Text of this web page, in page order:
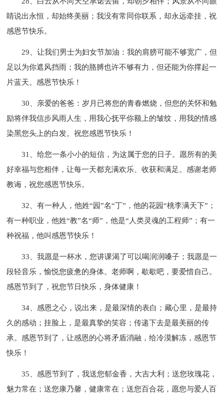
睛说出永恒，却始终美丽；我没有常同你联系，却永远牵挂，祝
感恩节快乐。
29、让我们男士为妇女节加油：我的肩膀可能不够宽广，但
足以为你遮风挡雨；我的胳膊也许不够有力，但还能为你撑起一
片蓝天。感恩节快乐！
30、亲爱的爸爸：岁月已将您的青春燃烧，但您的关怀和勉
励将伴我信步风雨人生，用我心抚平你额上的皱纹，用我的情感
染黑您头上的白发。祝您感恩节快乐！
31、给您一条小小的短信，为这属于您的日子。愿所有的美
好幸福与您相伴，让每一天都充满欢乐、收获和满足。感谢老师
教诲，祝您感恩节快乐。
32、有一种人，他姓“园”名“丁”，他的花园“桃李满天下”；
有一种职业，他姓“教”名“师”，他是“人类灵魂的工程师”；有一
种祝福，他叫感恩节快乐！
33、我愿是一杯水，您讲课渴了可以喝润润嗓子；我愿是一
段轻音乐，愉悦您疲惫的身体。老师啊，歇歇吧，要爱惜自己。
感恩节到了，祝您节日快乐，身体健康！
34、感恩之心，说出来，是最深情的表白；藏心里，是最持
久的感动；挂脸上，是最真挚的笑容；传递下去是最美丽的传
承。感恩节到了，让感恩的心将矛盾消融，给冷漠解冻，感恩节
快乐！
35、感恩节到了，我送您郁金香，大吉大利；送您玫瑰花，
魅力常在；送您康乃馨，健康常在；送您百合花，愿您与爱人百